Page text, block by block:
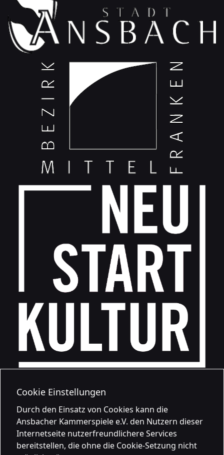
Cookie Einstellungen
Durch den Einsatz von Cookies kann die
Ansbacher Kammerspiele e.V. den Nutzern dieser
Internetseite nutzerfreundlichere Services
bereitstellen, die ohne die Cookie-Setzung nicht